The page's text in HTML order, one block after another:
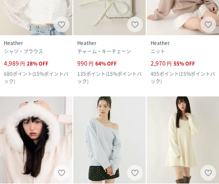
Heather
シャツ・ブラウス
4,989 円 28%OFF
680ポイント(15%ポイントバ
ック)
Heather
チャーム・キーチェーン
990 円 64%OFF
135ポイント(15%ポイントバ
ック)
Heather
ニット
2,970 円 55%OFF
405ポイント(15%ポイントバ
ック)